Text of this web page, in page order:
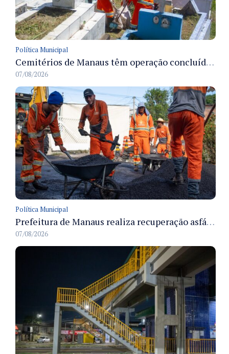
Política Municipal
Cemitérios de Manaus têm operação concluída e estrutura pronta para receber famílias no Dia dos Pais
07/08/2026
Política Municipal
Prefeitura de Manaus realiza recuperação asfáltica na rua Canário do Campo e amplia mobilidade na zona Norte
07/08/2026